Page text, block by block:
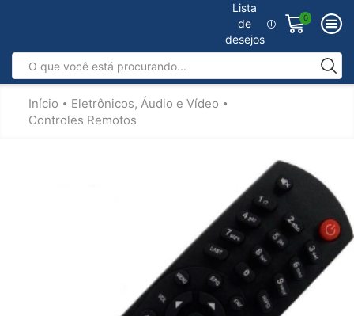
Lista
de
desejos
0
Início • Eletrônicos, Áudio e Vídeo •
Controles Remotos